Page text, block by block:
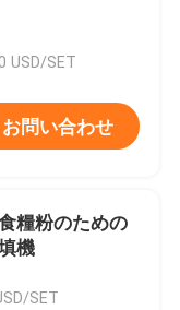
USD/SET
お問い合わせ
糧粉のための
機
SET